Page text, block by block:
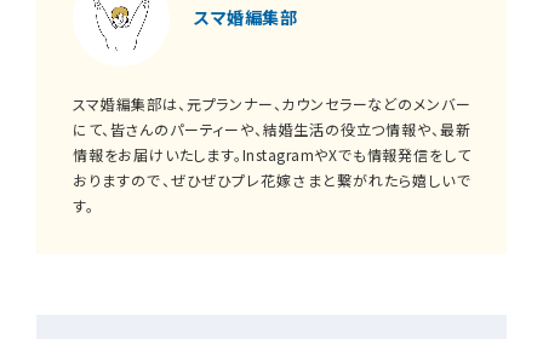
スマ婚編集部
スマ婚編集部は、元プランナー、カウンセラーなどのメンバー
にて、皆さんのパーティーや、結婚生活の役立つ情報や、最新
情報をお届けいたします。InstagramやXでも情報発信をして
おりますので、ぜひぜひプレ花嫁さまと繋がれたら嬉しいで
す。